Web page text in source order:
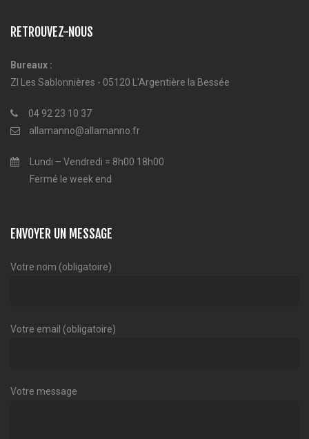
RETROUVEZ-NOUS
Bureaux :
ZI Les Sablonnières - 05120 L'Argentière la Bessée
04 92 23 10 37
allamanno@allamanno.fr
Lundi – Vendredi = 8h00 18h00
Fermé le week end
ENVOYER UN MESSAGE
Votre nom (obligatoire)
Votre email (obligatoire)
Votre message